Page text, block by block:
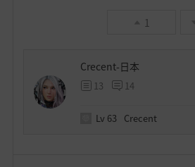
1
Crecent-日本
13 14
Lv 63 Crecent